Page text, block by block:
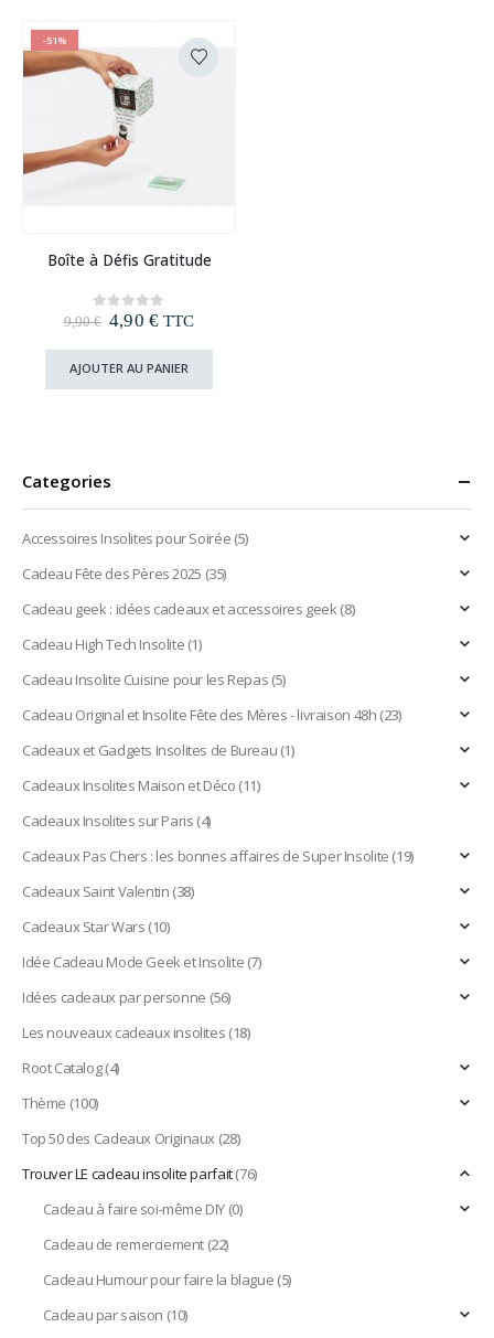
-51%
Boîte à Défis Gratitude
0 out of 5
9,90€ Le
initial
était :
9,90 €.
4,90 €Le
actuel
est :
4,90 €.
TTC
AJOUTER AU PANIER
Categories
Accessoires Insolites pour Soirée(5)
Cadeau Fête des Pères 2025 (35)
Cadeau geek : idées cadeaux et accessoires geek(8)
Cadeau High Tech Insolite(1)
Cadeau Insolite Cuisine pour les Repas(5)
Cadeau Original et Insolite Fête des Mères - livraison 48h(23)
Cadeaux et Gadgets Insolites de Bureau(1)
Cadeaux Insolites Maison et Déco(11)
Cadeaux Insolites sur Paris(4)
Cadeaux Pas Chers : les bonnes affaires de Super Insolite(19)
Cadeaux Saint Valentin(38)
Cadeaux Star Wars(10)
Idée Cadeau Mode Geek et Insolite(7)
Idées cadeaux par personne (56)
Les nouveaux cadeaux insolites(18)
Root Catalog(4)
Thème (100)
Top 50 des Cadeaux Originaux(28)
Trouver LE cadeau insolite parfait(76)
Cadeau à faire soi-même DIY(0)
Cadeau de remerciement(22)
Cadeau Humour pour faire la blague(5)
Cadeau par saison (10)